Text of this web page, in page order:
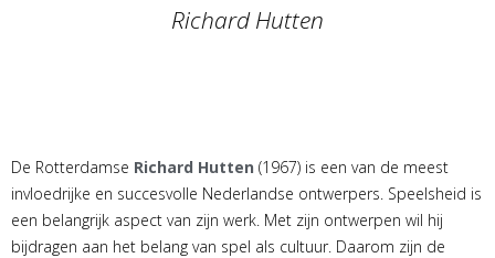
Richard Hutten
De Rotterdamse Richard Hutten (1967) is een van de meest
invloedrijke en succesvolle Nederlandse ontwerpers. Speelsheid is
een belangrijk aspect van zijn werk. Met zijn ontwerpen wil hij
bijdragen aan het belang van spel als cultuur. Daarom zijn de